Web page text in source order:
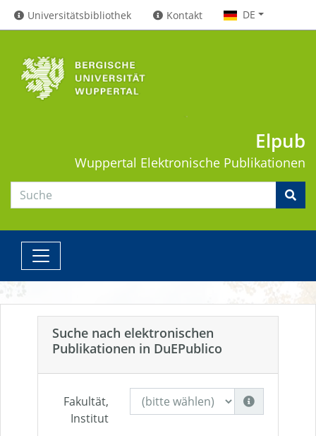
Universitätsbibliothek Kontakt DE
Elpub
Wuppertal Elektronische Publikationen
Suche nach elektronischen
Publikationen in DuEPublico
Fakultät,
Institut